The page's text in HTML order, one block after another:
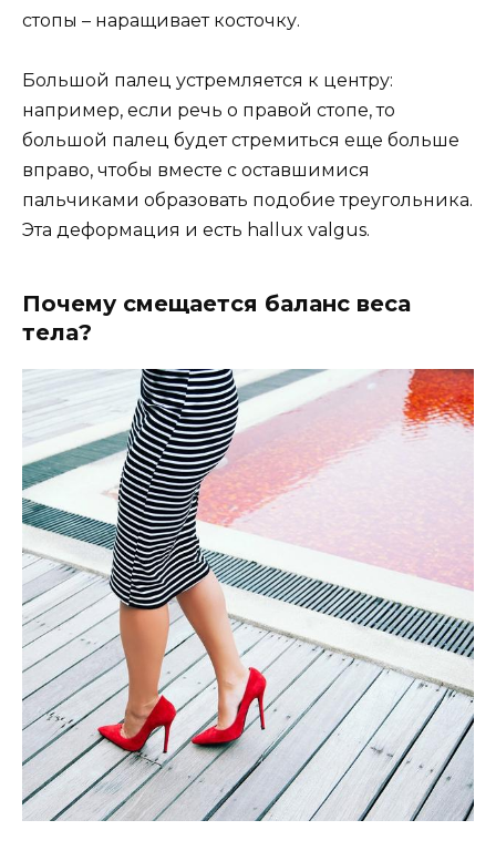
стопы – наращивает косточку.
Большой палец устремляется к центру:
например, если речь о правой стопе, то
большой палец будет стремиться еще больше
вправо, чтобы вместе с оставшимися
пальчиками образовать подобие треугольника.
Эта деформация и есть hallux valgus.
Почему смещается баланс веса
тела?